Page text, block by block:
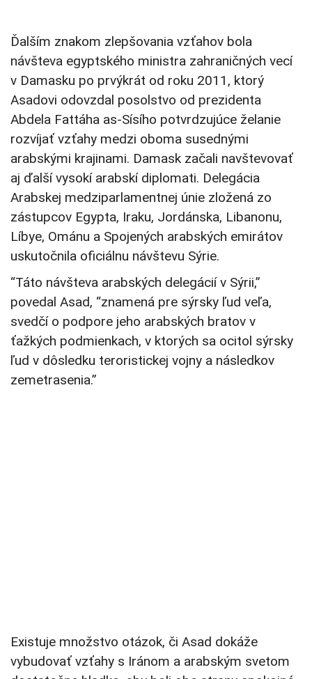
Ďalším znakom zlepšovania vzťahov bola
návšteva egyptského ministra zahraničných vecí
v Damasku po prvýkrát od roku 2011, ktorý
Asadovi odovzdal posolstvo od prezidenta
Abdela Fattáha as-Sísího potvrdzujúce želanie
rozvíjať vzťahy medzi oboma susednými
arabskými krajinami. Damask začali navštevovať
aj ďalší vysokí arabskí diplomati. Delegácia
Arabskej medziparlamentnej únie zložená zo
zástupcov Egypta, Iraku, Jordánska, Libanonu,
Líbye, Ománu a Spojených arabských emirátov
uskutočnila oficiálnu návštevu Sýrie.
“Táto návšteva arabských delegácií v Sýrii,”
povedal Asad, “znamená pre sýrsky ľud veľa,
svedčí o podpore jeho arabských bratov v
ťažkých podmienkach, v ktorých sa ocitol sýrsky
ľud v dôsledku teroristickej vojny a následkov
zemetrasenia.”
Existuje množstvo otázok, či Asad dokáže
vybudovať vzťahy s Iránom a arabským svetom